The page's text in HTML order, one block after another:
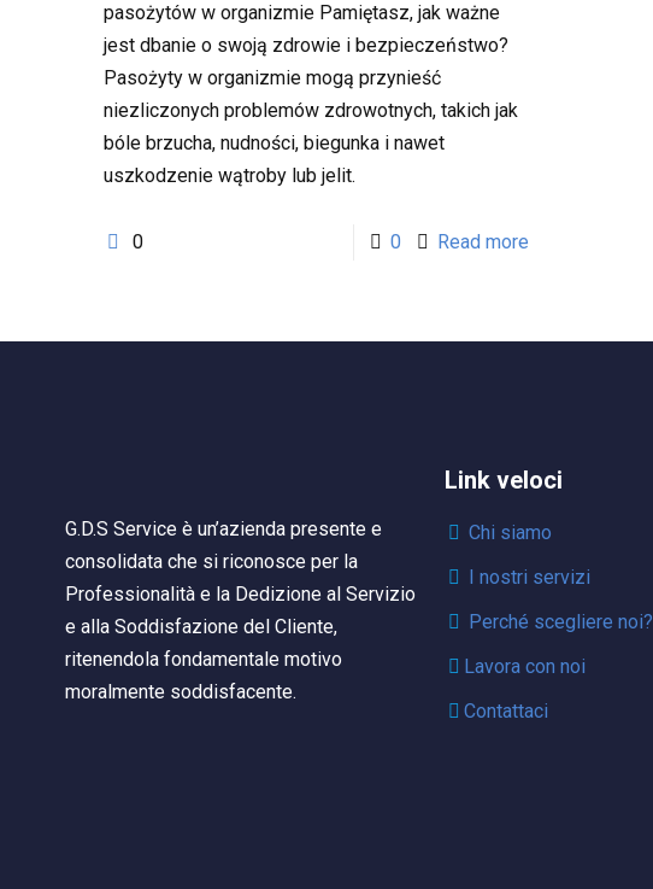
pasożytów w organizmie Pamiętasz, jak ważne
jest dbanie o swoją zdrowie i bezpieczeństwo?
Pasożyty w organizmie mogą przynieść
niezliczonych problemów zdrowotnych, takich jak
bóle brzucha, nudności, biegunka i nawet
uszkodzenie wątroby lub jelit.
0 0 Read more
G.D.S Service è un’azienda presente e
consolidata che si riconosce per la
Professionalità e la Dedizione al Servizio
e alla Soddisfazione del Cliente,
ritenendola fondamentale motivo
moralmente soddisfacente.
Link veloci
Chi siamo
I nostri servizi
Perché scegliere noi?
Lavora con noi
Contattaci